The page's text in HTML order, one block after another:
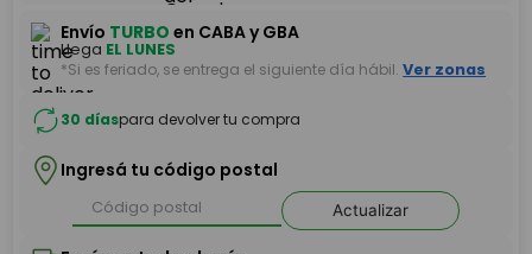
Envío TURBO en CABA y GBA
Llega EL LUNES
*Si es feriado, se entrega el siguiente día hábil. Ver zonas
30 díaspara devolver tu compra
Ingresá tu código postal
Actualizar